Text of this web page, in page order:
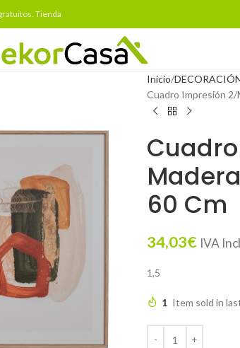
Tienda
Inicio
Cuadro Impresión 2/
60 Cm
34,03€ IVA
1,5
1 Item sold in